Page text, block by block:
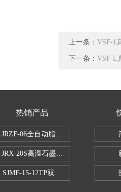
上一条： VSF-1
下一条： VSF-L
热销产品
JRZF-06全自动脂肪测定仪
JRX-20S高温石墨消煮炉
SJMF-15-12TP双托盘自动升降炉